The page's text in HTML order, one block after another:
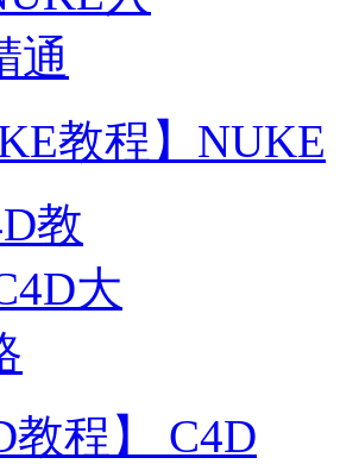
教程】NUKE
教程】 C4D